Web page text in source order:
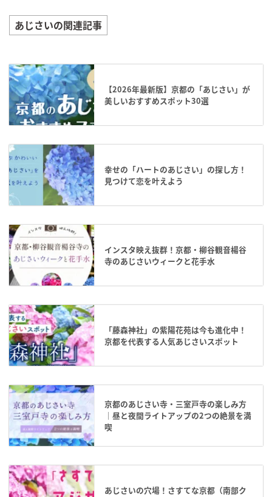
あじさいの関連記事
【2026年最新版】京都の「あじさい」が
美しいおすすめスポット30選
幸せの「ハートのあじさい」の探し方！
見つけて恋を叶えよう
インスタ映え抜群！京都・柳谷観音楊谷
寺のあじさいウィークと花手水
「藤森神社」の紫陽花苑は今も進化中！
京都を代表する人気あじさいスポット
京都のあじさい寺・三室戸寺の楽しみ方
｜昼と夜間ライトアップの2つの絶景を満
喫
あじさいの穴場！さすてな京都（南部ク